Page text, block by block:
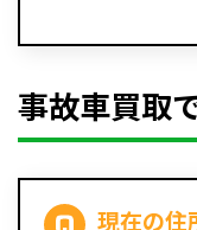
事故車買取
現在の住